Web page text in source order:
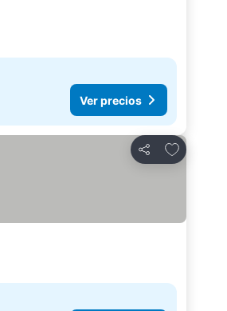
Ver precios
Compartir
Agregar a